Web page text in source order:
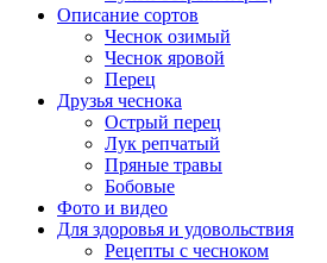
Описание сортов
Чеснок озимый
Чеснок яровой
Перец
Друзья чеснока
Острый перец
Лук репчатый
Пряные травы
Бобовые
Фото и видео
Для здоровья и удовольствия
Рецепты с чесноком